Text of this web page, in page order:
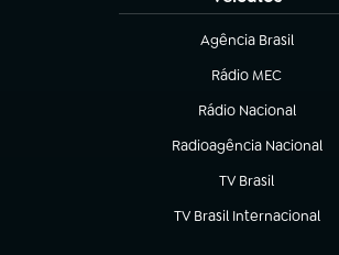
Agência Brasil
(abre em nova aba)
Rádio MEC
Rádio Nacional
(abre em nova aba)
Radioagência Nacional
(abre em nova aba)
TV Brasil
(abre em nova aba)
TV Brasil Internacional
(abre em nova aba)